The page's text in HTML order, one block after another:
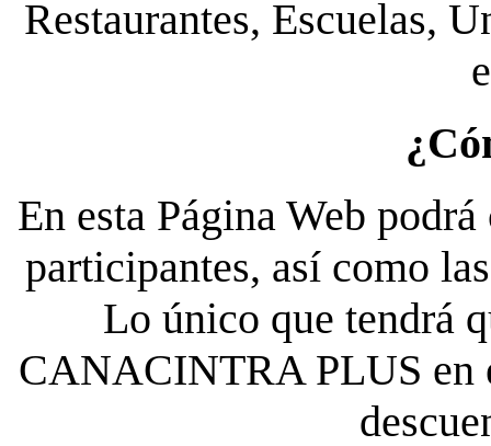
Restaurantes, Escuelas,
En esta Página Web
participantes, así como
Lo único que tendrá
CANACINTRA PLUS en